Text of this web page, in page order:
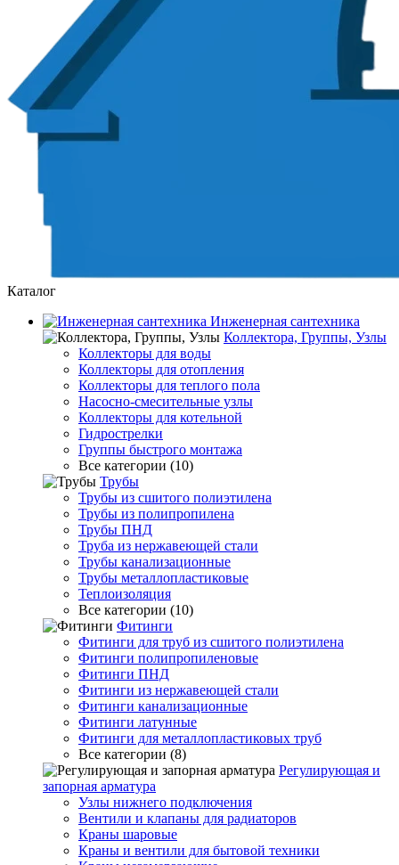
Каталог
Инженерная сантехника
Коллектора, Группы, Узлы
Коллекторы для воды
Коллекторы для отопления
Коллекторы для теплого пола
Насосно-смесительные узлы
Коллекторы для котельной
Гидрострелки
Группы быстрого монтажа
Все категории (10)
Трубы
Трубы из сшитого полиэтилена
Трубы из полипропилена
Трубы ПНД
Труба из нержавеющей стали
Трубы канализационные
Трубы металлопластиковые
Теплоизоляция
Все категории (10)
Фитинги
Фитинги для труб из сшитого полиэтилена
Фитинги полипропиленовые
Фитинги ПНД
Фитинги из нержавеющей стали
Фитинги канализационные
Фитинги латунные
Фитинги для металлопластиковых труб
Все категории (8)
Регулирующая и
запорная арматура
Узлы нижнего подключения
Вентили и клапаны для радиаторов
Краны шаровые
Краны и вентили для бытовой техники